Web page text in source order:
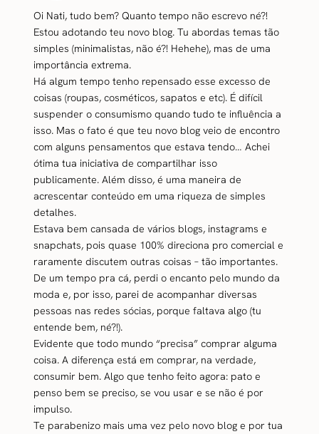
Oi Nati, tudo bem? Quanto tempo não escrevo né?!
Estou adotando teu novo blog. Tu abordas temas tão
simples (minimalistas, não é?! Hehehe), mas de uma
importância extrema.
Há algum tempo tenho repensado esse excesso de
coisas (roupas, cosméticos, sapatos e etc). É difícil
suspender o consumismo quando tudo te influência a
isso. Mas o fato é que teu novo blog veio de encontro
com alguns pensamentos que estava tendo… Achei
ótima tua iniciativa de compartilhar isso
publicamente. Além disso, é uma maneira de
acrescentar conteúdo em uma riqueza de simples
detalhes.
Estava bem cansada de vários blogs, instagrams e
snapchats, pois quase 100% direciona pro comercial e
raramente discutem outras coisas – tão importantes.
De um tempo pra cá, perdi o encanto pelo mundo da
moda e, por isso, parei de acompanhar diversas
pessoas nas redes sócias, porque faltava algo (tu
entende bem, né?!).
Evidente que todo mundo “precisa” comprar alguma
coisa. A diferença está em comprar, na verdade,
consumir bem. Algo que tenho feito agora: pato e
penso bem se preciso, se vou usar e se não é por
impulso.
Te parabenizo mais uma vez pelo novo blog e por tua